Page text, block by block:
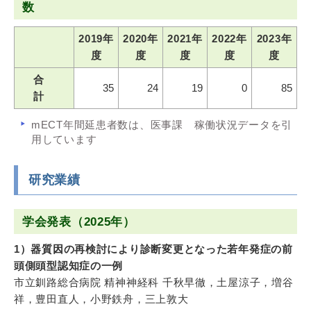
数
2019年
度
2020年
度
2021年
度
2022年
度
2023年
度
合
計
35 24 19 0 85
mECT年間延患者数は、医事課 稼働状況データを引
用しています
研究業績
学会発表（2025年）
1）器質因の再検討により診断変更となった若年発症の前
頭側頭型認知症の一例
市立釧路総合病院 精神神経科 千秋早徹，土屋涼子，増谷
祥，豊田直人，小野鉄舟，三上敦大